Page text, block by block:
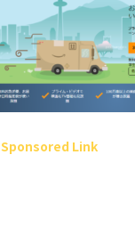
Sponsored Link